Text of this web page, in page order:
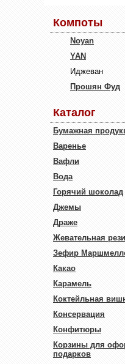
Компоты
Noyan
YAN
Иджеван
Прошян Фуд
Каталог
Бумажная
Варенье
Вафли
Вода
Горячий шоколад
Джемы
Драже
Жевательная
Зефир
Какао
Карамель
Коктейльная
Консервация
Конфитюры
Корзины для
подарков